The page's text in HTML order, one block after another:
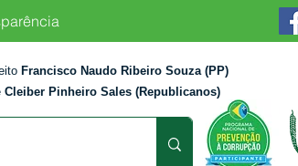
Francisco Naudo Ribeiro Souza (PP)
Cleiber Pinheiro Sales (Republicanos)